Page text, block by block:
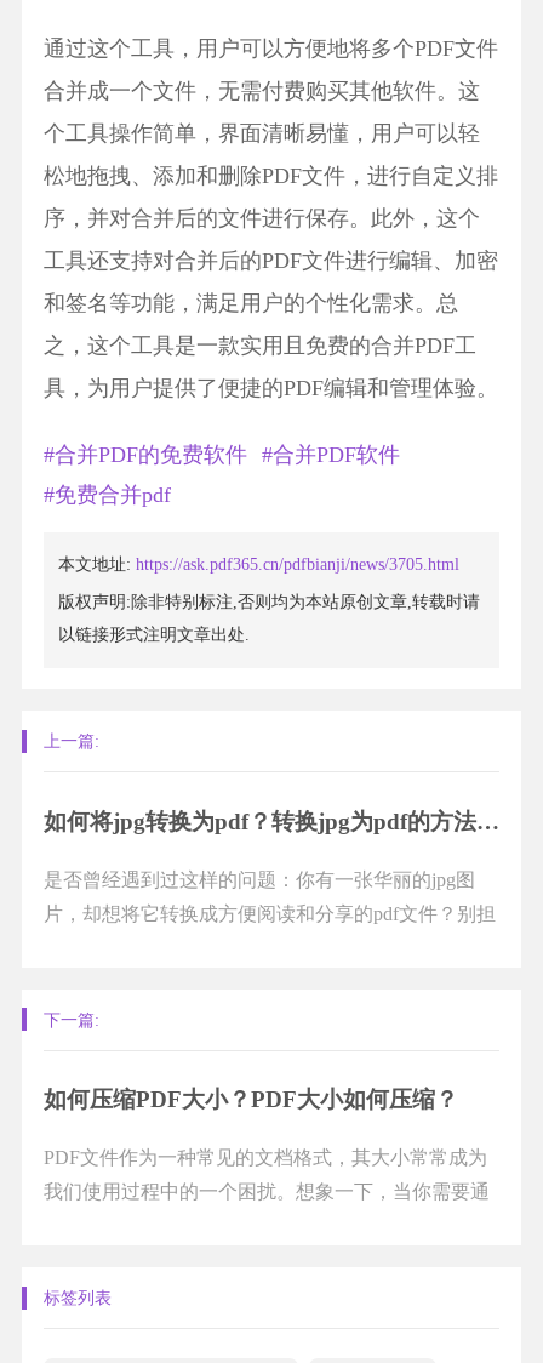
通过这个工具，用户可以方便地将多个PDF文件
合并成一个文件，无需付费购买其他软件。这
个工具操作简单，界面清晰易懂，用户可以轻
松地拖拽、添加和删除PDF文件，进行自定义排
序，并对合并后的文件进行保存。此外，这个
工具还支持对合并后的PDF文件进行编辑、加密
和签名等功能，满足用户的个性化需求。总
之，这个工具是一款实用且免费的合并PDF工
具，为用户提供了便捷的PDF编辑和管理体验。
#合并PDF的免费软件
#合并PDF软件
#免费合并pdf
本文地址: https://ask.pdf365.cn/pdfbianji/news/3705.html
版权声明:除非特别标注,否则均为本站原创文章,转载时请
以链接形式注明文章出处.
上一篇:
如何将jpg转换为pdf？转换jpg为pdf的方法是什么？
是否曾经遇到过这样的问题：你有一张华丽的jpg图
片，却想将它转换成方便阅读和分享的pdf文件？别担
下一篇:
如何压缩PDF大小？PDF大小如何压缩？
PDF文件作为一种常见的文档格式，其大小常常成为
我们使用过程中的一个困扰。想象一下，当你需要通
标签列表